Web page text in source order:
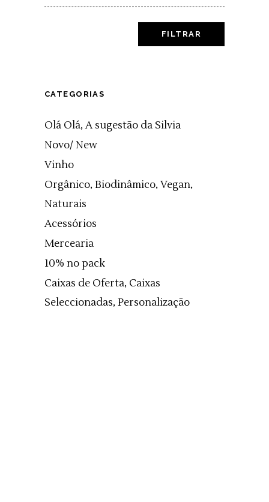
FILTRAR
CATEGORIAS
Olá Olá, A sugestão da Silvia
Novo/ New
Vinho
Orgânico, Biodinâmico, Vegan,
Naturais
Acessórios
Mercearia
10% no pack
Caixas de Oferta, Caixas
Seleccionadas, Personalização